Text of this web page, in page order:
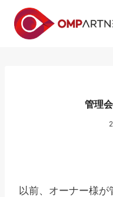
管理
以前、オーナー様が